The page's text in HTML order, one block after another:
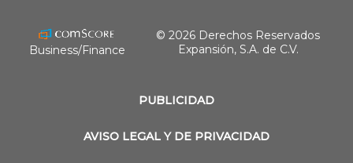
PUBLICIDAD
AVISO LEGAL Y DE PRIVACIDAD
Business/Finance
© 2026 Derechos Reservados
Expansión, S.A. de C.V.